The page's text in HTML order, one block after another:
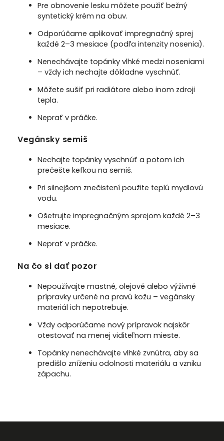
Pre obnovenie lesku môžete použiť bežný
syntetický krém na obuv.
Odporúčame aplikovať impregnačný sprej
každé 2–3 mesiace (podľa intenzity nosenia).
Nenechávajte topánky vlhké medzi noseniami
– vždy ich nechajte dôkladne vyschnúť.
Môžete sušiť pri radiátore alebo inom zdroji
tepla.
Neprať v práčke.
Vegánsky semiš
Nechajte topánky vyschnúť a potom ich
prečešte kefkou na semiš.
Pri silnejšom znečistení použite teplú mydlovú
vodu.
Ošetrujte impregnačným sprejom každé 2–3
mesiace.
Neprať v práčke.
Na čo si dať pozor
Nepoužívajte mastné, olejové alebo výživné
prípravky určené na pravú kožu – vegánsky
materiál ich nepotrebuje.
Vždy odporúčame nový prípravok najskôr
otestovať na menej viditeľnom mieste.
Topánky nenechávajte vlhké zvnútra, aby sa
predišlo zníženiu odolnosti materiálu a vzniku
zápachu.